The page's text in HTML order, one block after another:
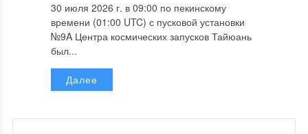
30 июля 2026 г. в 09:00 по пекинскому
времени (01:00 UTC) с пусковой установки
№9A Центра космических запусков Тайюань
был...
Далее